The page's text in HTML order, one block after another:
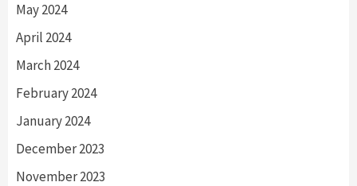
May 2024
April 2024
March 2024
February 2024
January 2024
December 2023
November 2023